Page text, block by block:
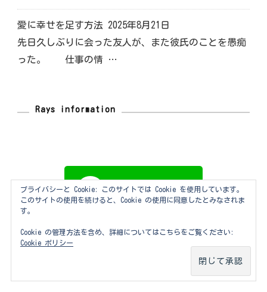
愛に幸せを足す方法
2025年8月21日
先日久しぶりに会った友人が、また彼氏のことを愚痴
った。 仕事の情 …
Rays information
プライバシーと Cookie: このサイトでは Cookie を使用しています。
このサイトの使用を続けると、Cookie の使用に同意したとみなされま
す。
Cookie の管理方法を含め、詳細についてはこちらをご覧ください:
Cookie ポリシー